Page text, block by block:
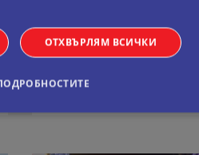
На цени от:
824 €
1611 лв.
ОТХВЪРЛЯМ ВСИЧКИ